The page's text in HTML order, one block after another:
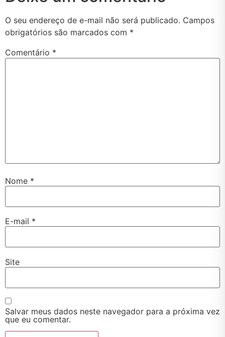
O seu endereço de e-mail não será publicado. Campos
obrigatórios são marcados com *
Comentário *
Nome *
E-mail *
Site
Salvar meus dados neste navegador para a próxima vez
que eu comentar.